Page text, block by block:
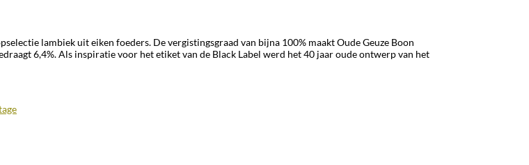
lambiek uit eiken foeders. De vergistingsgraad van bijna 100% maakt Oude Geuze Boon
6,4%. Als inspiratie voor het etiket van de Black Label werd het 40 jaar oude ontwerp van het